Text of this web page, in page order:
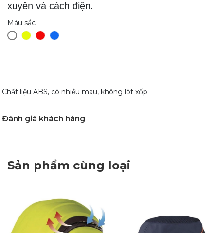
xuyên và cách điện.
Màu sắc
Chất liệu ABS, có nhiều màu, không lót xốp
Đánh giá khách hàng
Sản phẩm cùng loại